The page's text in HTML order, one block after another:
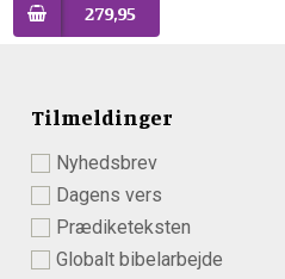
279,95
Tilmeldinger
Nyhedsbrev
Dagens vers
Prædiketeksten
Globalt bibelarbejde